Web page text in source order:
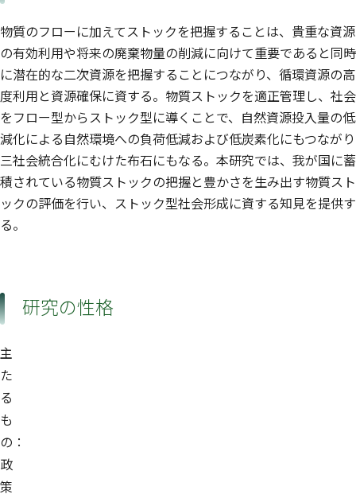
物質のフローに加えてストックを把握することは、貴重な資源
の有効利用や将来の廃棄物量の削減に向けて重要であると同時
に潜在的な二次資源を把握することにつながり、循環資源の高
度利用と資源確保に資する。物質ストックを適正管理し、社会
をフロー型からストック型に導くことで、自然資源投入量の低
減化による自然環境への負荷低減および低炭素化にもつながり
三社会統合化にむけた布石にもなる。本研究では、我が国に蓄
積されている物質ストックの把握と豊かさを生み出す物質スト
ックの評価を行い、ストック型社会形成に資する知見を提供す
る。
研究の性格
主
た
る
も
の：
政
策